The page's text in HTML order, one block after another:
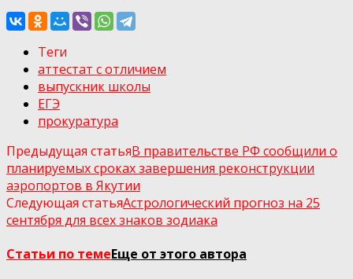
Теги
аттестат с отличием
выпускник школы
ЕГЭ
прокуратура
Предыдущая статьяВ правительстве РФ сообщили о
планируемых сроках завершения реконструкции
аэропортов в Якутии
Следующая статьяАстрологический прогноз на 25
сентября для всех знаков зодиака
Статьи по темеЕще от этого автора